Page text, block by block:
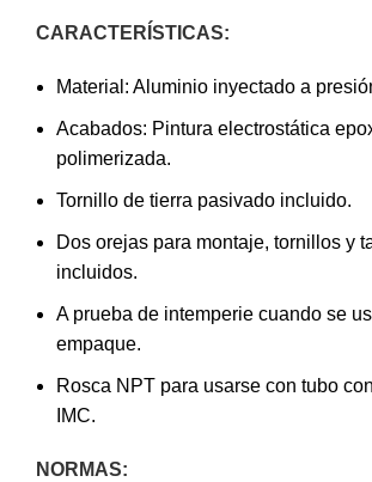
CARACTERÍSTICAS:
Material: Aluminio inyectado a
Acabados: Pintura electrostática
polimerizada.
Tornillo de tierra pasivado incluido.
Dos orejas para montaje, tornillos y
incluidos.
A prueba de intemperie cuando se
empaque.
Rosca NPT para usarse con tubo
IMC.
NORMAS: